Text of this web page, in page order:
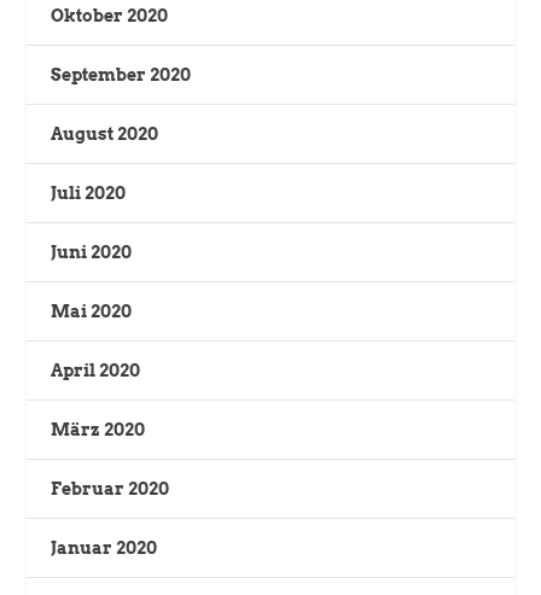
Oktober 2020
September 2020
August 2020
Juli 2020
Juni 2020
Mai 2020
April 2020
März 2020
Februar 2020
Januar 2020